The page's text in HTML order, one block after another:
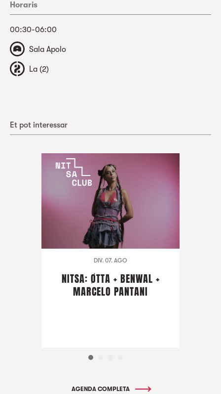
Horaris
00:30-06:00
Sala Apolo
La (2)
Et pot interessar
DIV. 07. AGO
NITSA: ØTTA + BENWAL +
MARCELO PANTANI
AGENDA COMPLETA